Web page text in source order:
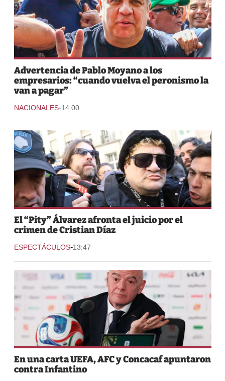
Advertencia de Pablo Moyano a los
empresarios: “cuando vuelva el peronismo la
van a pagar”
NACIONALES-14:00
El “Pity” Álvarez afronta el juicio por el
crimen de Cristian Díaz
ESPECTÁCULOS-13:47
En una carta UEFA, AFC y Concacaf apuntaron
contra Infantino